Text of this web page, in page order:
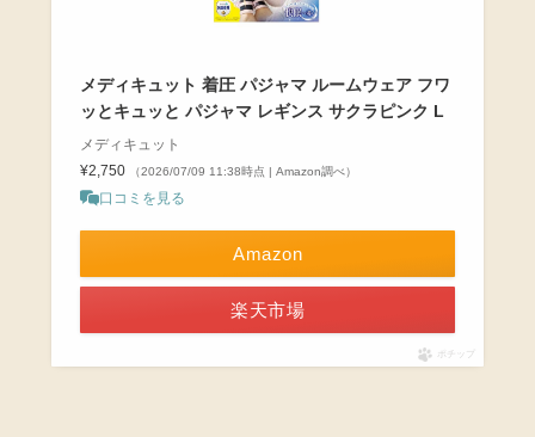
メディキュット 着圧 パジャマ ルームウェア フワ
ッとキュッと パジャマ レギンス サクラピンク L
メディキュット
¥2,750
（2026/07/09 11:38時点 | Amazon調べ）
口コミを見る
Amazon
楽天市場
ポチップ